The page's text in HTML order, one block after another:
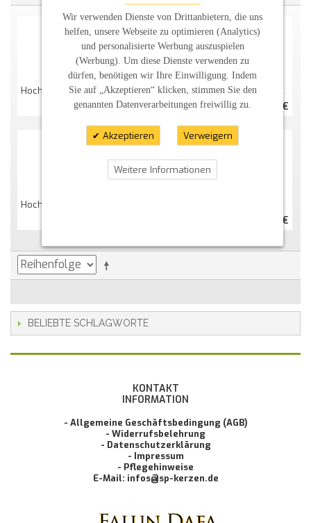
Hochzeitskerze "romantisch" Mit Blättern
40,00 €
Hochzeitskerze Monogramm Gold
35,00 €
Hochzeitskerze "Kreuz Mit Blüten" Und Spruch
37,00 €
BELIEBTE SCHLAGWORTE
KONTAKT
INFORMATION
- Allgemeine Geschäftsbedingung (AGB)
- Widerrufsbelehrung
- Datenschutzerklärung
- Impressum
- Pflegehinweise
E-Mail: infos@sp-kerzen.de
Wir verwenden Dienste von Drittanbietern, die uns
helfen, unsere Webseite zu optimieren (Analytics)
und personalisierte Werbung auszuspielen
(Werbung). Um diese Dienste verwenden zu
dürfen, benötigen wir Ihre Einwilligung. Indem
Sie auf „Akzeptieren“ klicken, stimmen Sie den
genannten Datenverarbeitungen freiwillig zu.
Akzeptieren Verweigern
Weitere Informationen